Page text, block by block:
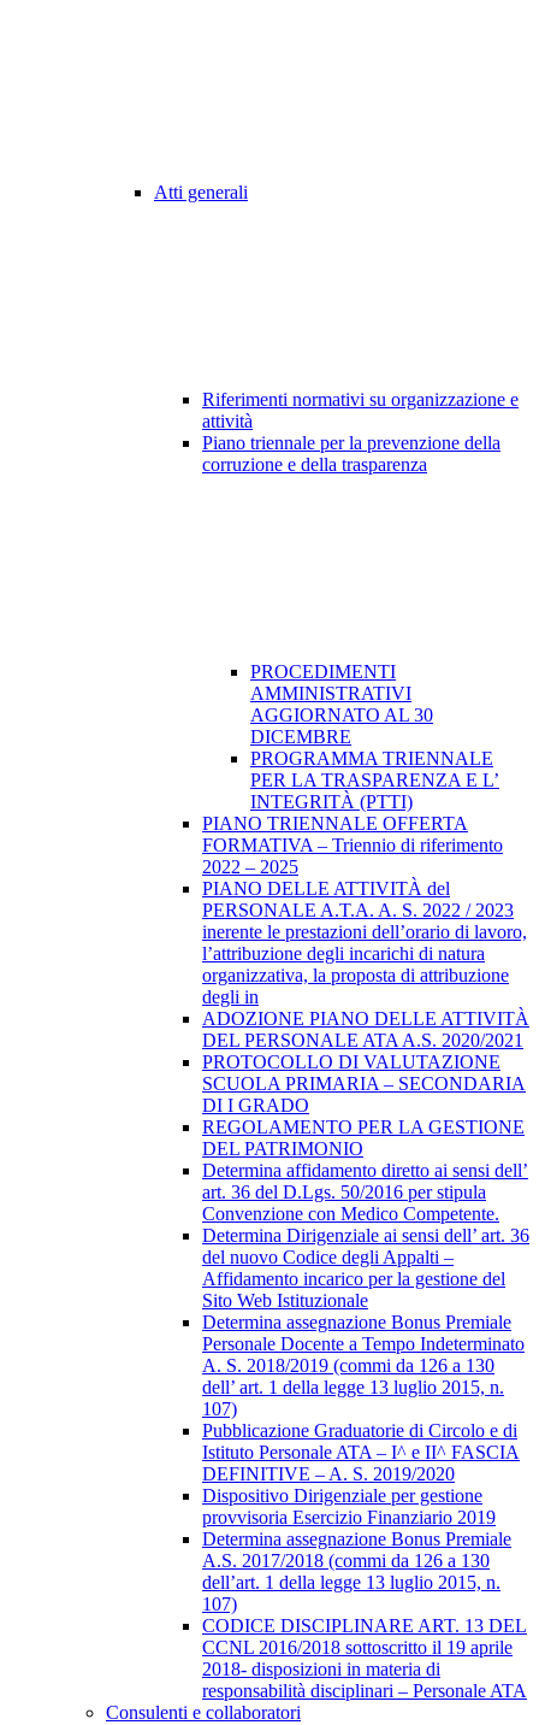
Atti generali
Riferimenti normativi su organizzazione e
attività
Piano triennale per la prevenzione della
corruzione e della trasparenza
PROCEDIMENTI
AMMINISTRATIVI
AGGIORNATO AL 30
DICEMBRE
PROGRAMMA TRIENNALE
PER LA TRASPARENZA E L’
INTEGRITÀ (PTTI)
PIANO TRIENNALE OFFERTA
FORMATIVA – Triennio di riferimento
2022 – 2025
PIANO DELLE ATTIVITÀ del
PERSONALE A.T.A. A. S. 2022 / 2023
inerente le prestazioni dell’orario di lavoro,
l’attribuzione degli incarichi di natura
organizzativa, la proposta di attribuzione
degli in
ADOZIONE PIANO DELLE ATTIVITÀ
DEL PERSONALE ATA A.S. 2020/2021
PROTOCOLLO DI VALUTAZIONE
SCUOLA PRIMARIA – SECONDARIA
DI I GRADO
REGOLAMENTO PER LA GESTIONE
DEL PATRIMONIO
Determina affidamento diretto ai sensi dell’
art. 36 del D.Lgs. 50/2016 per stipula
Convenzione con Medico Competente.
Determina Dirigenziale ai sensi dell’ art. 36
del nuovo Codice degli Appalti –
Affidamento incarico per la gestione del
Sito Web Istituzionale
Determina assegnazione Bonus Premiale
Personale Docente a Tempo Indeterminato
A. S. 2018/2019 (commi da 126 a 130
dell’ art. 1 della legge 13 luglio 2015, n.
107)
Pubblicazione Graduatorie di Circolo e di
Istituto Personale ATA – I^ e II^ FASCIA
DEFINITIVE – A. S. 2019/2020
Dispositivo Dirigenziale per gestione
provvisoria Esercizio Finanziario 2019
Determina assegnazione Bonus Premiale
A.S. 2017/2018 (commi da 126 a 130
dell’art. 1 della legge 13 luglio 2015, n.
107)
CODICE DISCIPLINARE ART. 13 DEL
CCNL 2016/2018 sottoscritto il 19 aprile
2018- disposizioni in materia di
responsabilità disciplinari – Personale ATA
Consulenti e collaboratori